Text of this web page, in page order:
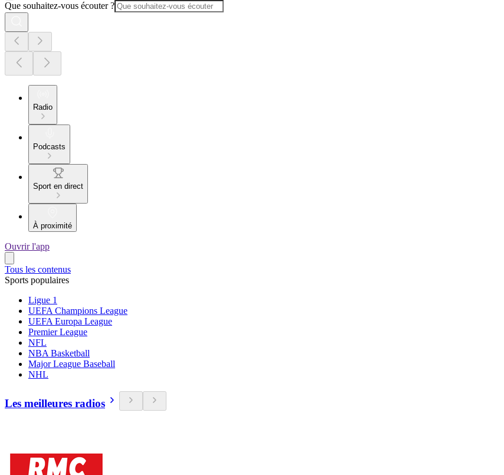
Que souhaitez-vous écouter ?
Radio
Podcasts
Sport en direct
À proximité
Ouvrir l'app
Tous les contenus
Sports populaires
Ligue 1
UEFA Champions League
UEFA Europa League
Premier League
NFL
NBA Basketball
Major League Baseball
NHL
Les meilleures radios